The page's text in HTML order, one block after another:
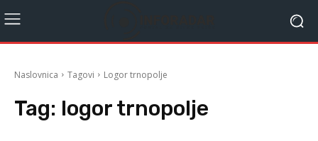
Naslovnica Tagovi Logor trnopolje
Tag: logor trnopolje